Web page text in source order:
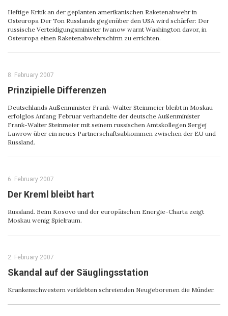
Heftige Kritik an der geplanten amerikanischen Raketenabwehr in
Osteuropa Der Ton Russlands gegenüber den USA wird schärfer: Der
russische Verteidigungsminister Iwanow warnt Washington davor, in
Osteuropa einen Raketenabwehrschirm zu errichten.
8. February 2007
Prinzipielle Differenzen
Deutschlands Außenminister Frank-Walter Steinmeier bleibt in Moskau
erfolglos Anfang Februar verhandelte der deutsche Außenminister
Frank-Walter Steinmeier mit seinem russischen Amtskollegen Sergej
Lawrow über ein neues Partnerschaftsabkommen zwischen der EU und
Russland.
6. February 2007
Der Kreml bleibt hart
Russland. Beim Kosovo und der europäischen Energie-Charta zeigt
Moskau wenig Spielraum.
2. February 2007
Skandal auf der Säuglingsstation
Krankenschwestern verklebten schreienden Neugeborenen die Münder.